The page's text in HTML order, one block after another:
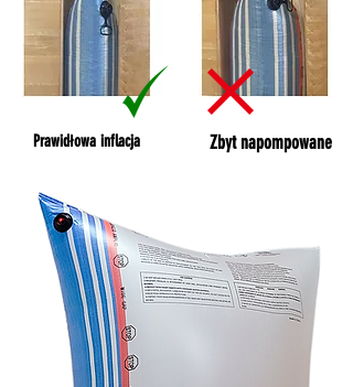
Prawidłowa inflacja Zbyt napompowane